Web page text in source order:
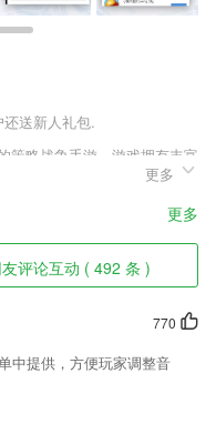
送新人礼包.
策略战争手游，游戏拥有丰富
游戏代入感，在游戏中创立属
各个角落当中，游戏中玩家
以建立属于你自己的军队，并
有趣味，不断的扩充你的领
移动审批、调度,让用车流程
上一键办理
更多
更多
评论互动 ( 492 条 )
770
中提供，方便玩家调整音